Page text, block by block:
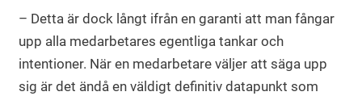
– Detta är dock långt ifrån en garanti att man fångar
upp alla medarbetares egentliga tankar och
intentioner. När en medarbetare väljer att säga upp
sig är det ändå en väldigt definitiv datapunkt som